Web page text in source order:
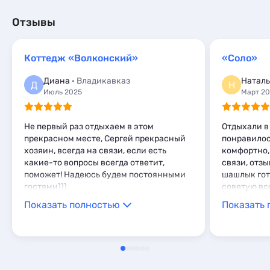
Апартаменты
Квартиры посуточно
Санатории 2
Комнаты 3
Апартаменты
Мини-отели
Гостиницы и отели
Базы отдыха 1
Апартаменты 2
Глэмпинги 1
Отзывы
Коттедж «Волконский»
Д Диана · Владикавказ
Июль 2025
Не первый раз отдыхаем в этом
прекрасном месте, Сергей прекрасный
хозяин, всегда на связи, если есть
какие-то вопросы всегда ответит,
поможет! Надеюсь будем постоянными
гостями)))
Показать полностью
«Соло»
Н
Март
Отдыхали в
связи,
шашлык
советую
Показать